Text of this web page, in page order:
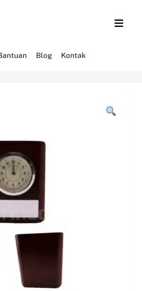
Blog Kontak